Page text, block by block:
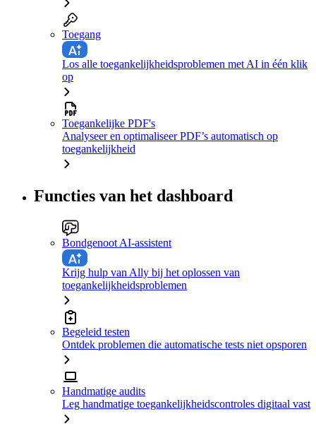
Toegang
Los alle toegankelijkheidsproblemen met AI in één klik
op
Toegankelijke PDF's
Analyseer en optimaliseer PDF’s automatisch op
toegankelijkheid
Functies van het dashboard
Bondgenoot AI-assistent
Krijg hulp van Ally bij het oplossen van
toegankelijkheidsproblemen
Begeleid testen
Ontdek problemen die automatische tests niet opsporen
Handmatige audits
Leg handmatige toegankelijkheidscontroles digitaal vast